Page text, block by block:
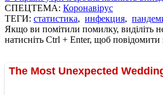
СПЕЦТЕМА: Коронавірус
ТЕГИ: статистика, инфекция,
Якщо ви помітили помилку, виділіть
натисніть Ctrl + Enter, щоб